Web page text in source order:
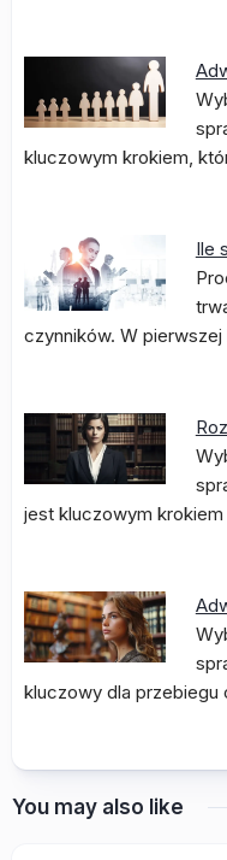
kluczowym krokiem,
Ile
czynników. W
jest kluczowym
kluczowy dla przebiegu
You may also like